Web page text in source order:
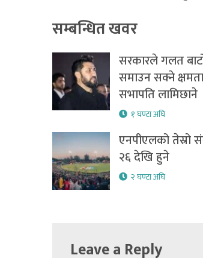
सम्बन्धित खवर
सरकारले गलत
समाउन सक्ने
सभापति लामिछाने
१ घण्टा अघि
एनपीएलको तेस्रो
२६ देखि हुने
२ घण्टा अघि
Leave a Reply